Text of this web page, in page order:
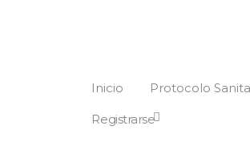
Inicio Protocolo
Registrarse